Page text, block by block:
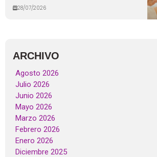
28/07/2026
ARCHIVO
Agosto 2026
Julio 2026
Junio 2026
Mayo 2026
Marzo 2026
Febrero 2026
Enero 2026
Diciembre 2025